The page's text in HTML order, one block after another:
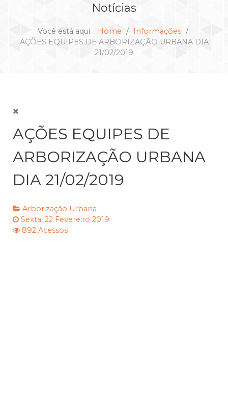
Notícias
Você está aqui: Home
Informações
AÇÕES EQUIPES DE ARBORIZAÇÃO URBANA DIA
21/02/2019
AÇÕES EQUIPES DE
ARBORIZAÇÃO URBANA
DIA 21/02/2019
Arborização Urbana
Sexta, 22 Fevereiro 2019
892 Acessos